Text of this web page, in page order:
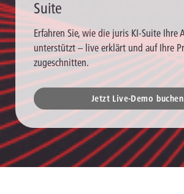
Suite
Erfahren Sie, wie die juris KI-Suite Ihre
unterstützt – live erklärt und auf Ihre
zugeschnitten.
Jetzt Live-Demo buchen